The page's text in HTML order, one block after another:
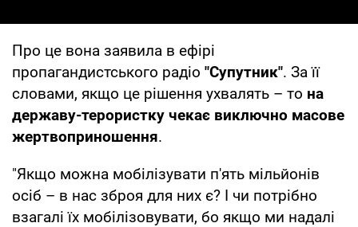
Про це вона заявила в ефірі
пропагандистського радіо "Супутник". За її
словами, якщо це рішення ухвалять – то на
державу-терористку чекає виключно масове
жертвоприношення.
"Якщо можна мобілізувати п'ять мільйонів
осіб – в нас зброя для них є? І чи потрібно
взагалі їх мобілізовувати, бо якщо ми надалі